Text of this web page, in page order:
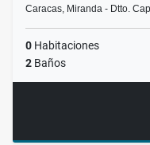
Caracas, Miranda - Dtto.
0 Habitaciones
2 Baños